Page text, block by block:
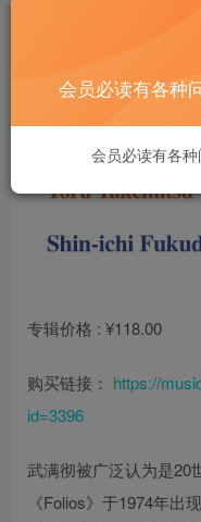
专辑价格 : ¥118.00
购买链接： https://
id=3396
武满彻被广泛认为是20
《Folios》于1974年出
会员必读有各种
会员必读有各